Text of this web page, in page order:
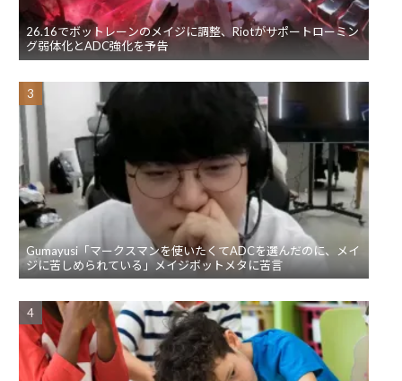
26.16でボットレーンのメイジに調整、Riotがサポートローミン
グ弱体化とADC強化を予告
Gumayusi「マークスマンを使いたくてADCを選んだのに、メイ
ジに苦しめられている」メイジボットメタに苦言